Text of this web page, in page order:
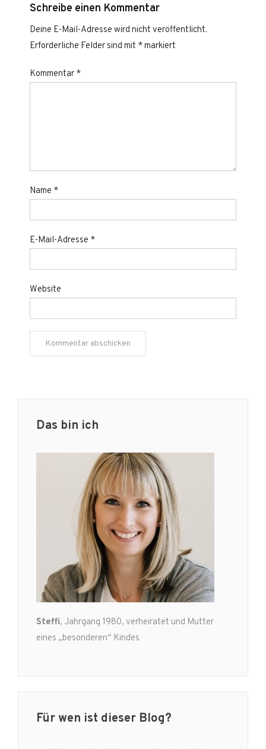
Schreibe einen Kommentar
Deine E-Mail-Adresse wird nicht veröffentlicht.
Erforderliche Felder sind mit *markiert
Kommentar *
Name *
E-Mail-Adresse *
Website
Das bin ich
Steffi, Jahrgang 1980, verheiratet und Mutter
eines „besonderen“ Kindes
Für wen ist dieser Blog?